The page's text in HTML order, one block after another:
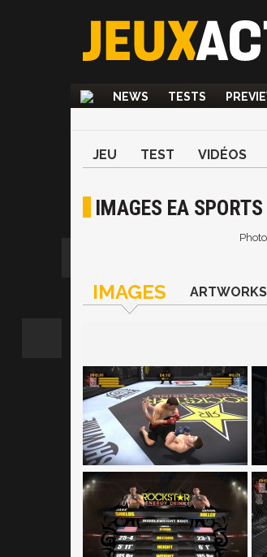
NEWS TESTS
JEU TEST VIDÉOS
IMAGES EA
IMAGES ARTWORKS